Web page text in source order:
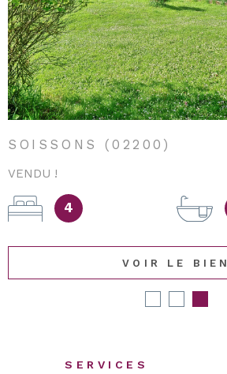
SOISSONS (02200)
VENDU !
4
VOIR LE BIEN
SERVICES